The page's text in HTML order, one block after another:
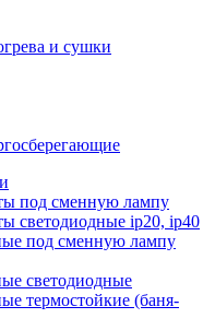
и сушки
под сменную лампу
светодиодные ip20, ip40
под сменную лампу
светодиодные
термостойкие (баня-